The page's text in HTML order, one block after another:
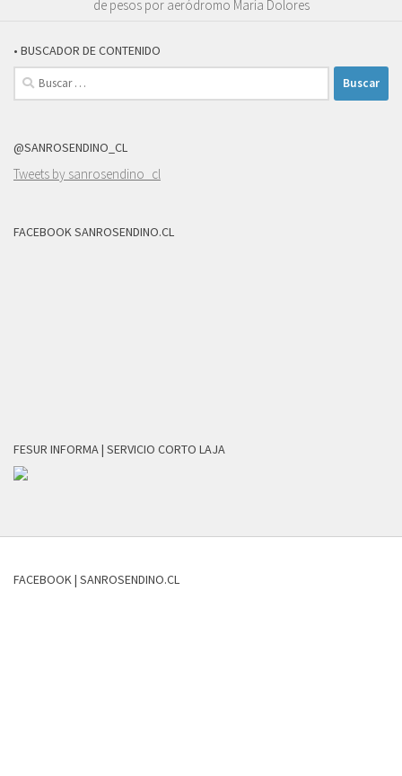
de pesos por aeródromo María Dolores
• BUSCADOR DE CONTENIDO
Buscar:
@SANROSENDINO_CL
Tweets by sanrosendino_cl
FACEBOOK SANROSENDINO.CL
FESUR INFORMA | SERVICIO CORTO LAJA
FACEBOOK | SANROSENDINO.CL